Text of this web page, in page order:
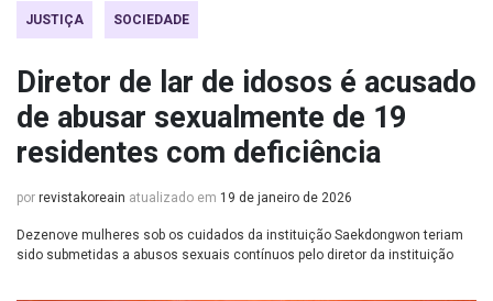
JUSTIÇA SOCIEDADE
Diretor de lar de idosos é acusado
de abusar sexualmente de 19
residentes com deficiência
por revistakoreain atualizado em 19 de janeiro de 2026
Dezenove mulheres sob os cuidados da instituição Saekdongwon teriam
sido submetidas a abusos sexuais contínuos pelo diretor da instituição